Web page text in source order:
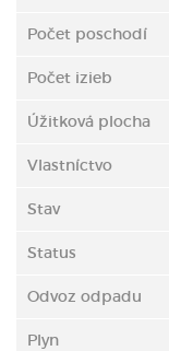
Počet poschodí
Počet izieb
Úžitková plocha
Vlastníctvo
Stav
Status
Odvoz odpadu
Plyn